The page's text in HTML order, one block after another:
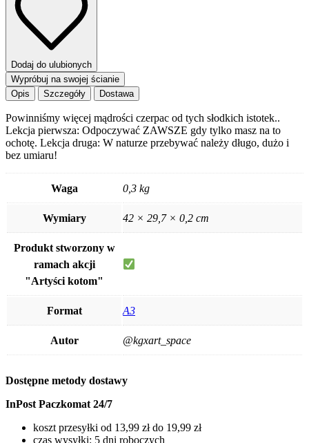
Dodaj do ulubionych
Wypróbuj na swojej ścianie
Opis
Szczegóły Dostawa
Powinniśmy więcej mądrości czerpac od tych słodkich istotek..
Lekcja pierwsza: Odpoczywać ZAWSZE gdy tylko masz na to
ochotę. Lekcja druga: W naturze przebywać należy długo, dużo i
bez umiaru!
Waga 0,3 kg
Wymiary 42 × 29,7 × 0,2 cm
Produkt stworzony w
ramach akcji
"Artyści kotom"
Format A3
Autor @kgxart_space
Dostępne metody dostawy
InPost Paczkomat 24/7
koszt przesyłki od 13,99 zł do 19,99 zł
czas wysyłki: 5 dni roboczych